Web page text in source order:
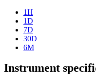
1H
1D
7D
30D
6M
Instrument